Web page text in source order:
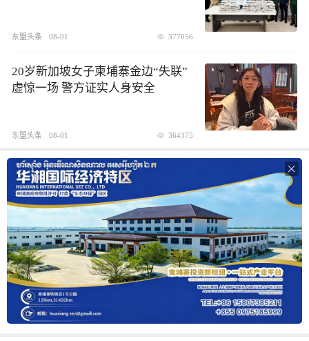
东盟头条 08-01 377056
20岁新加坡女子柬埔寨金边“失联”
虚惊一场 警方证实人身安全
东盟头条 08-01 364375
